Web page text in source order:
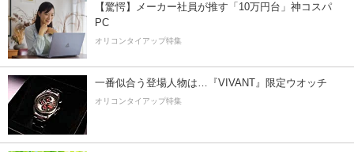
【驚愕】メーカー社員が推す「10万円台」神コスパ
PC
オリコンタイアップ特集
一番似合う登場人物は…『VIVANT』限定ウオッチ
オリコンタイアップ特集